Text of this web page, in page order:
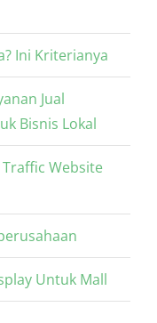
Ini Kriterianya
Jual
Bisnis Lokal
Website
Untuk Mall